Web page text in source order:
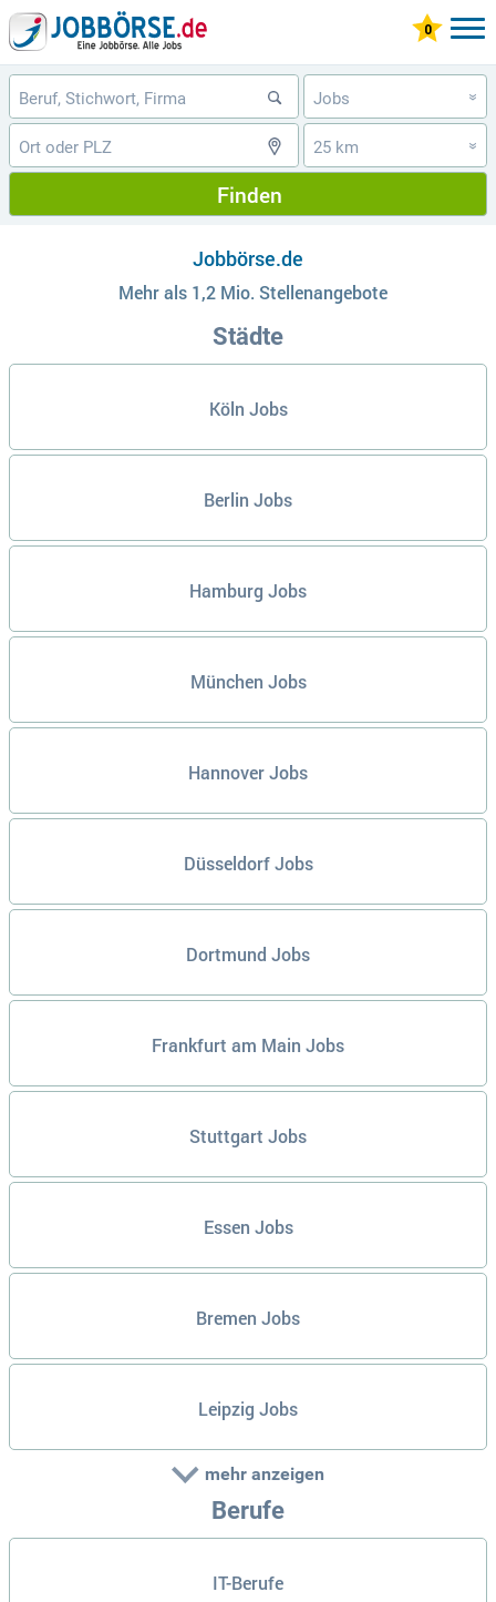
Jobs »
25 km »
Finden
Jobbörse.de
Mehr als 1,2 Mio. Stellenangebote
Städte
Köln Jobs
Berlin Jobs
Hamburg Jobs
München Jobs
Hannover Jobs
Düsseldorf Jobs
Dortmund Jobs
Frankfurt am Main Jobs
Stuttgart Jobs
Essen Jobs
Bremen Jobs
Leipzig Jobs
mehr anzeigen
Berufe
IT-Berufe